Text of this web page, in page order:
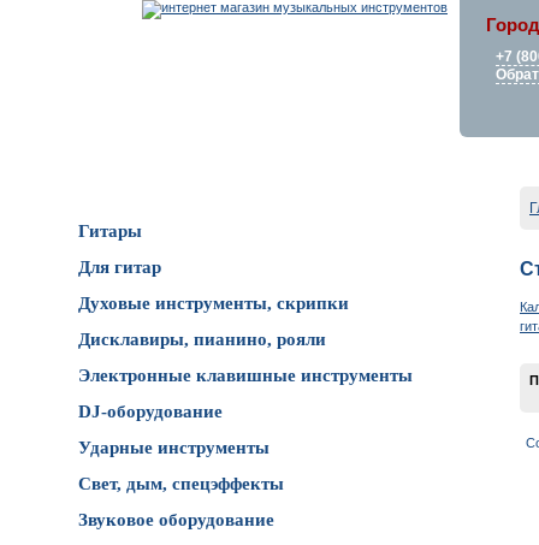
+7
Гитары
Для гитар
Духовые инструменты, скрипки
Дисклавиры, пианино, рояли
Электронные клавишные инструменты
DJ-оборудование
Ударные инструменты
Свет, дым, спецэффекты
Звуковое оборудование